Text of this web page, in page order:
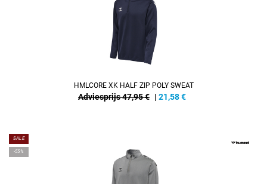
HMLCORE XK HALF ZIP POLY SWEAT
Adviesprijs 47,95 € | 21,58€
SALE
-55%